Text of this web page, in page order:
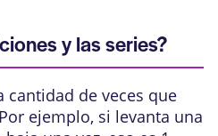
y las series?
cantidad de veces que
ejemplo, si levanta una